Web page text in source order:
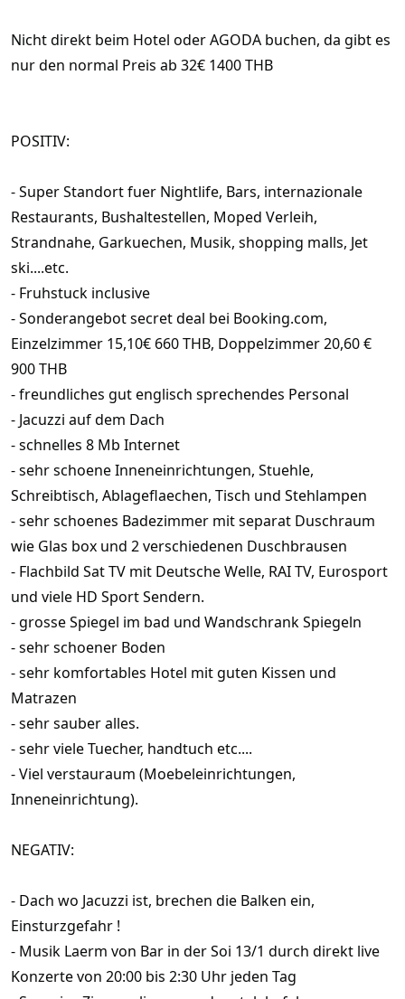
Nicht direkt beim Hotel oder AGODA buchen, da gibt es
nur den normal Preis ab 32€ 1400 THB
POSITIV:
- Super Standort fuer Nightlife, Bars, internazionale
Restaurants, Bushaltestellen, Moped Verleih,
Strandnahe, Garkuechen, Musik, shopping malls, Jet
ski....etc.
- Fruhstuck inclusive
- Sonderangebot secret deal bei Booking.com,
Einzelzimmer 15,10€ 660 THB, Doppelzimmer 20,60 €
900 THB
- freundliches gut englisch sprechendes Personal
- Jacuzzi auf dem Dach
- schnelles 8 Mb Internet
- sehr schoene Inneneinrichtungen, Stuehle,
Schreibtisch, Ablageflaechen, Tisch und Stehlampen
- sehr schoenes Badezimmer mit separat Duschraum
wie Glas box und 2 verschiedenen Duschbrausen
- Flachbild Sat TV mit Deutsche Welle, RAI TV, Eurosport
und viele HD Sport Sendern.
- grosse Spiegel im bad und Wandschrank Spiegeln
- sehr schoener Boden
- sehr komfortables Hotel mit guten Kissen und
Matrazen
- sehr sauber alles.
- sehr viele Tuecher, handtuch etc....
- Viel verstauraum (Moebeleinrichtungen,
Inneneinrichtung).
NEGATIV:
- Dach wo Jacuzzi ist, brechen die Balken ein,
Einsturzgefahr !
- Musik Laerm von Bar in der Soi 13/1 durch direkt live
Konzerte von 20:00 bis 2:30 Uhr jeden Tag